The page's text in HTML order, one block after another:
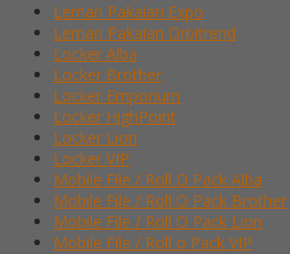
Lemari Pakaian Expo
Lemari Pakaian Orbitrend
Locker Alba
Locker Brother
Locker Emporium
Locker HighPoint
Locker Lion
Locker VIP
Mobile File / Roll O Pack Alba
Mobile File / Roll O Pack Brother
Mobile File / Roll O Pack Lion
Mobile File / Roll o Pack VIP